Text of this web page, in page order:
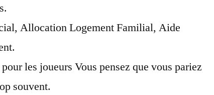
Allocation Logement Familial, Aide
les joueurs Vous pensez que vous pariez
souvent.